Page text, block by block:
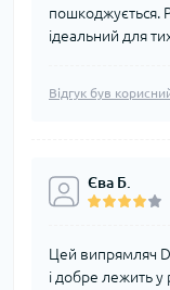
пошкоджується.
ідеальний для
Відгук був
Єва Б.
Цей випрямляч
і добре лежить у